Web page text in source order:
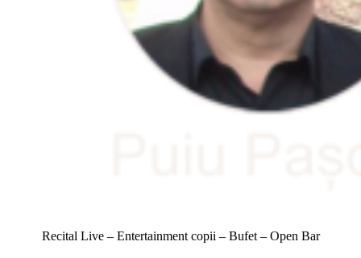
Recital Live – Entertainment copii – Bufet – Open Bar